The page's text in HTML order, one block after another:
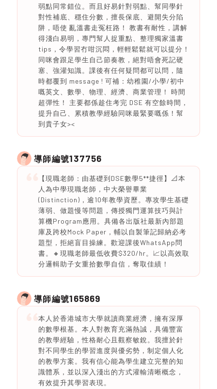
弱點同常錯位。而且好易針對弱點、幫同學針
對性補底、穩住分數，擅長保底、避開失分陷
阱，唔使 亂溫書走冤枉路！ 教書有耐性，講解
得淺白易明，專門幫人捉重點、整理獨家溫書
tips，令學習冇咁沉悶，輕輕鬆鬆就可以提分！
同咪會跟足學生自己節奏教，絕對唔會死記硬
塞、強灌知識。課後有任何疑問都可以問，隨
時都覆到 message ! 可補：幼稚園/小學/初中
嘅英文、數學、物理、經濟、商業管理！ 時間
超彈性！ 主要都係趁住考完 DSE 有空餘時間，
提升自己、累積教學經驗同咪最緊要嘅係！幫
到貴子女><
導師編號137756
【現職老師：由基礎到DSE數學5**捷徑】📐本
人為中學現職老師，中大榮譽畢業
(Distinction)，逾10年教學資歷。專攻學生基礎
薄弱、做題慢等問題，傳授獨門運算技巧與計
算機Program應用。具備各出版社最新內部題
庫及跨校Mock Paper，輔以自製筆記歸納必考
題型，拒絕盲目操練。歡迎課後WhatsApp問
書。🔸現職老師最低收費$320/hr。📈以高效取
分邏輯助子女重拾數學自信，奪取佳績！
導師編號165869
本人於香港城市大學就讀商業經濟，擁有深厚
的數學根基。本人對教育充滿熱誠，具備豐富
的教學經驗，性格耐心且觀察敏銳。我擅於針
對不同學生的學習進度與優劣勢，制定個人化
的教學方案。我有信心能為學生建立完整的知
識體系，並以深入淺出的方式灌輸清晰概念，
有效提升其學習表現。